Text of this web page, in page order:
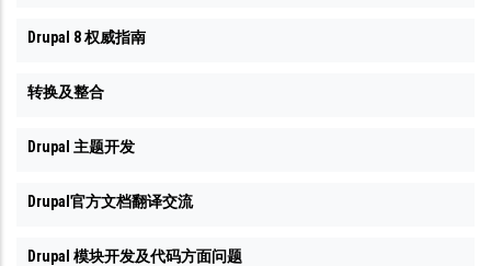
Drupal 8 权威指南
转换及整合
Drupal 主题开发
Drupal官方文档翻译交流
Drupal 模块开发及代码方面问题